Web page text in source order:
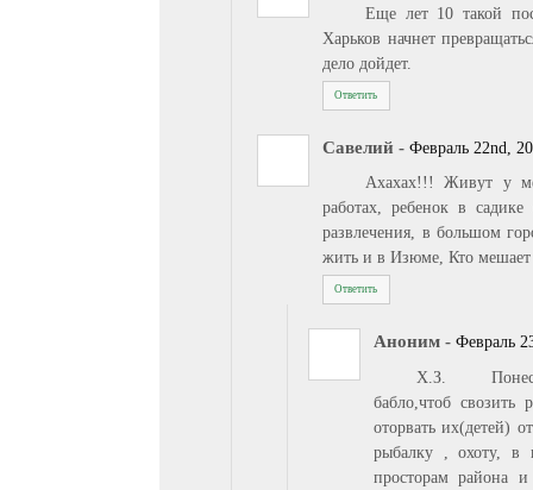
Еще лет 10 такой
Харьков начнет
дело дойдет.
Ответить
Савелий - Февраль 22nd,
Ахахах!!! Живут у
работах, ребенок в
развлечения, в большом
жить и в Изюме, Кто мешает
Ответить
Аноним - Февраль
Х.З.
бабло,чтоб
оторвать
рыбалку , охоту, в
просторам района